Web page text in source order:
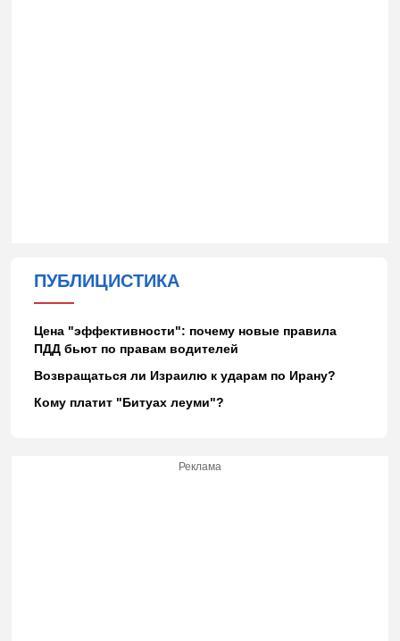
ПУБЛИЦИСТИКА
Цена "эффективности": почему новые правила
ПДД бьют по правам водителей
Возвращаться ли Израилю к ударам по Ирану?
Кому платит "Битуах леуми"?
Реклама